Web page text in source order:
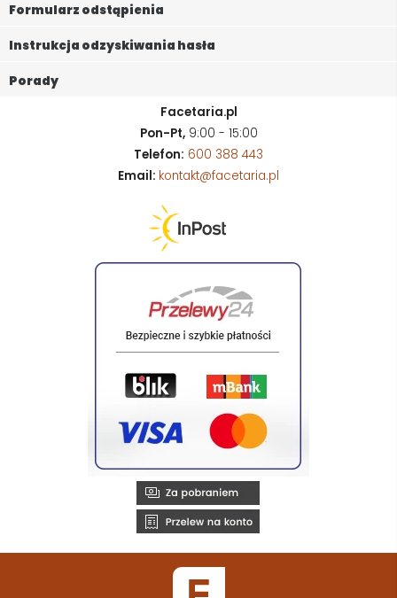
Formularz odstąpienia
Instrukcja odzyskiwania hasła
Porady
Facetaria.pl
Pon-Pt,9:00 - 15:00
Telefon: 600 388 443
Email: kontakt@facetaria.pl